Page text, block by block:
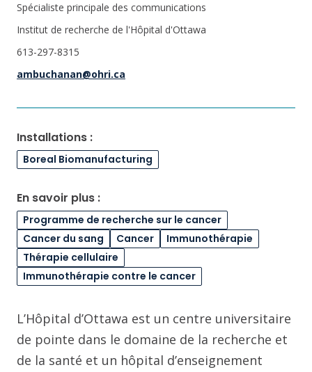
Spécialiste principale des communications
Institut de recherche de l'Hôpital d'Ottawa
613-297-8315
ambuchanan@ohri.ca
Installations :
Boreal Biomanufacturing
En savoir plus :
Programme de recherche sur le cancer
Cancer du sang
Cancer
Immunothérapie
Thérapie cellulaire
Immunothérapie contre le cancer
L’Hôpital d’Ottawa est un centre universitaire
de pointe dans le domaine de la recherche et
de la santé et un hôpital d’enseignement